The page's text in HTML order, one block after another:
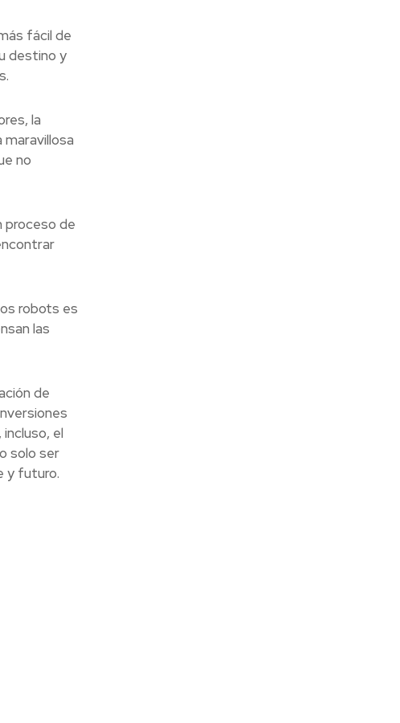
fácil de
destino y
la
no
proceso de
robots es
las
de
el
solo ser
y futuro.